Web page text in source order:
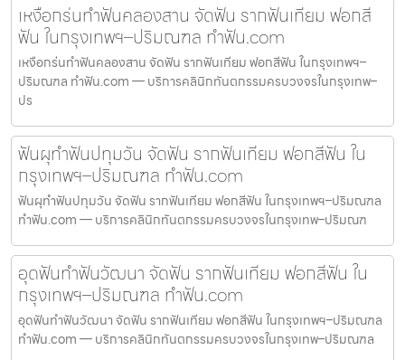
เหงือกร่นทำฟันคลองสาน จัดฟัน รากฟันเทียม ฟอกสี
ฟัน ในกรุงเทพฯ–ปริมณฑล ทำฟัน.com
เหงือกร่นทำฟันคลองสาน จัดฟัน รากฟันเทียม ฟอกสีฟัน ในกรุงเทพฯ–
ปริมณฑล ทำฟัน.com — บริการคลินิกทันตกรรมครบวงจรในกรุงเทพ–
ปร
ฟันผุทำฟันปทุมวัน จัดฟัน รากฟันเทียม ฟอกสีฟัน ใน
กรุงเทพฯ–ปริมณฑล ทำฟัน.com
ฟันผุทำฟันปทุมวัน จัดฟัน รากฟันเทียม ฟอกสีฟัน ในกรุงเทพฯ–ปริมณฑล
ทำฟัน.com — บริการคลินิกทันตกรรมครบวงจรในกรุงเทพ–ปริมณฑ
อุดฟันทำฟันวัฒนา จัดฟัน รากฟันเทียม ฟอกสีฟัน ใน
กรุงเทพฯ–ปริมณฑล ทำฟัน.com
อุดฟันทำฟันวัฒนา จัดฟัน รากฟันเทียม ฟอกสีฟัน ในกรุงเทพฯ–ปริมณฑล
ทำฟัน.com — บริการคลินิกทันตกรรมครบวงจรในกรุงเทพ–ปริมณฑล